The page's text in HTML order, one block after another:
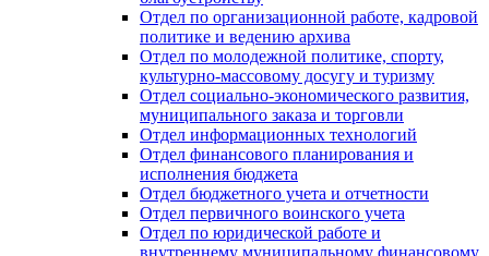
Отдел по организационной работе, кадровой
политике и ведению архива
Отдел по молодежной политике, спорту,
культурно-массовому досугу и туризму
Отдел социально-экономического развития,
муниципального заказа и торговли
Отдел информационных технологий
Отдел финансового планирования и
исполнения бюджета
Отдел бюджетного учета и отчетности
Отдел первичного воинского учета
Отдел по юридической работе и
внутреннему муниципальному финансовому